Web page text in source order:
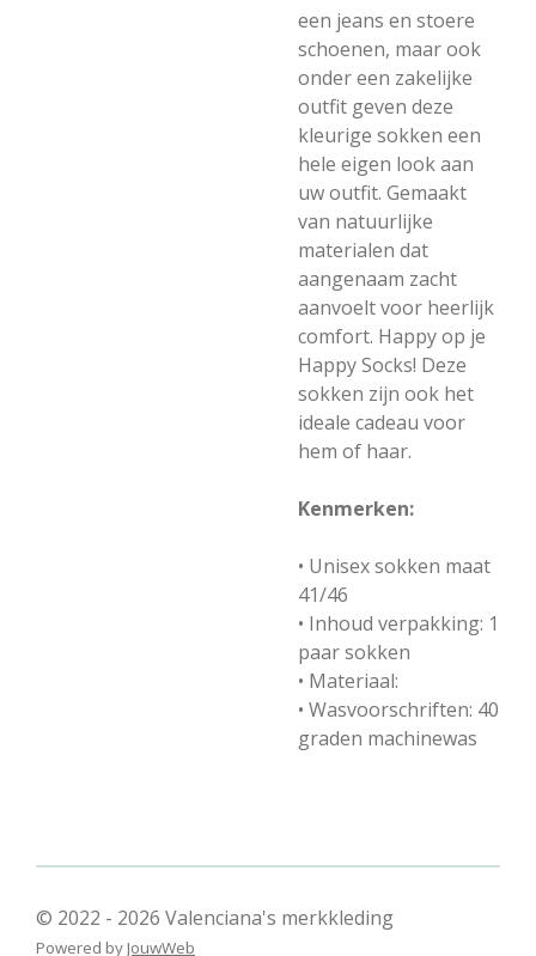
een jeans en stoere
schoenen, maar ook
onder een zakelijke
outfit geven deze
kleurige sokken een
hele eigen look aan
uw outfit. Gemaakt
van natuurlijke
materialen dat
aangenaam zacht
aanvoelt voor heerlijk
comfort. Happy op je
Happy Socks! Deze
sokken zijn ook het
ideale cadeau voor
hem of haar.
Kenmerken:
• Unisex sokken maat
41/46
• Inhoud verpakking: 1
paar sokken
• Materiaal:
• Wasvoorschriften: 40
graden machinewas
© 2022 - 2026 Valenciana's merkkleding
Powered by JouwWeb